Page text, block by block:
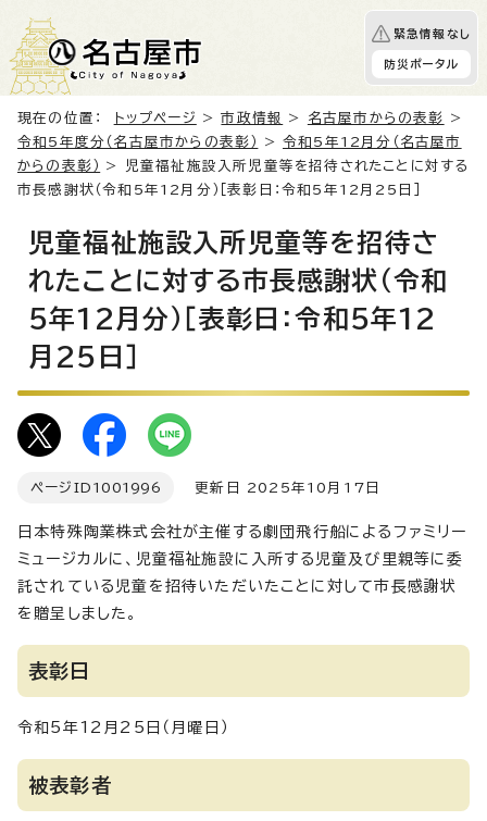
緊急情報なし
防災ポータル
現在の位置： トップページ >市政情報 > 名古屋市からの表彰
>
令和5年度分（名古屋市からの表彰）
>令和5年12月分（名古屋市
からの表彰）
> 児童福祉施設入所児童等を招待されたことに対する
市長感謝状（令和5年12月分）［表彰日：令和5年12月25日］
児童福祉施設入所児童等を招待さ
れたことに対する市長感謝状（令和
5年12月分）［表彰日：令和5年12
月25日］
ページID 1001996 更新日 2025年10月17日
日本特殊陶業株式会社が主催する劇団飛行船によるファミリー
ミュージカルに、児童福祉施設に入所する児童及び里親等に委
託されている児童を招待いただいたことに対して市長感謝状
を贈呈しました。
表彰日
令和5年12月25日（月曜日）
被表彰者